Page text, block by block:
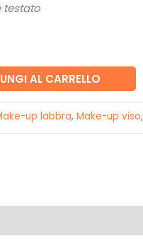
testato
AL CARRELLO
up labbra, Make-up viso,